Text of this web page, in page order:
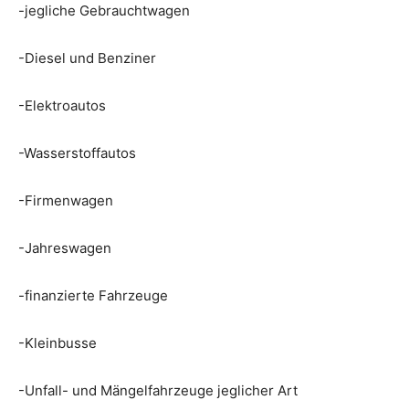
-jegliche Gebrauchtwagen
-Diesel und Benziner
-Elektroautos
-Wasserstoffautos
-Firmenwagen
-Jahreswagen
-finanzierte Fahrzeuge
-Kleinbusse
-Unfall- und Mängelfahrzeuge jeglicher Art